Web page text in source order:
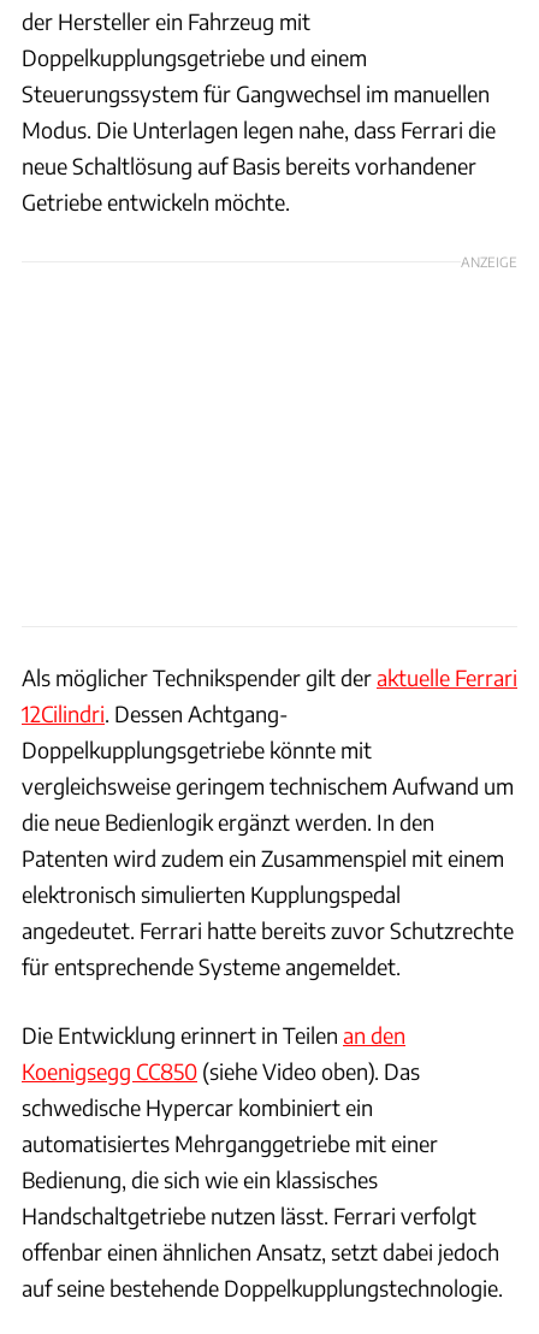
der Hersteller ein Fahrzeug mit
Doppelkupplungsgetriebe und einem
Steuerungssystem für Gangwechsel im manuellen
Modus. Die Unterlagen legen nahe, dass Ferrari die
neue Schaltlösung auf Basis bereits vorhandener
Getriebe entwickeln möchte.
ANZEIGE
Als möglicher Technikspender gilt deraktuelle Ferrari
12Cilindri. Dessen Achtgang-
Doppelkupplungsgetriebe könnte mit
vergleichsweise geringem technischem Aufwand um
die neue Bedienlogik ergänzt werden. In den
Patenten wird zudem ein Zusammenspiel mit einem
elektronisch simulierten Kupplungspedal
angedeutet. Ferrari hatte bereits zuvor Schutzrechte
für entsprechende Systeme angemeldet.
Die Entwicklung erinnert in Teilen an den
Koenigsegg CC850 (siehe Video oben). Das
schwedische Hypercar kombiniert ein
automatisiertes Mehrganggetriebe mit einer
Bedienung, die sich wie ein klassisches
Handschaltgetriebe nutzen lässt. Ferrari verfolgt
offenbar einen ähnlichen Ansatz, setzt dabei jedoch
auf seine bestehende Doppelkupplungstechnologie.